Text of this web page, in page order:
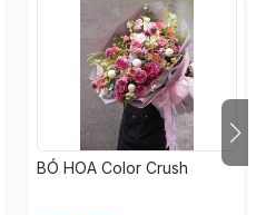
BÓ HOA Color Crush